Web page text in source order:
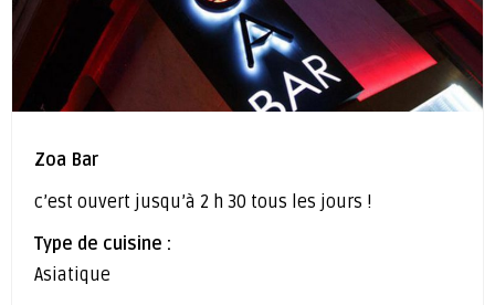
Zoa Bar
c’est ouvert jusqu’à 2 h 30 tous les jours !
Type de cuisine :
Asiatique